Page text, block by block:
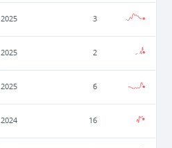
2025 3
2025 2
2025 6
2024 16